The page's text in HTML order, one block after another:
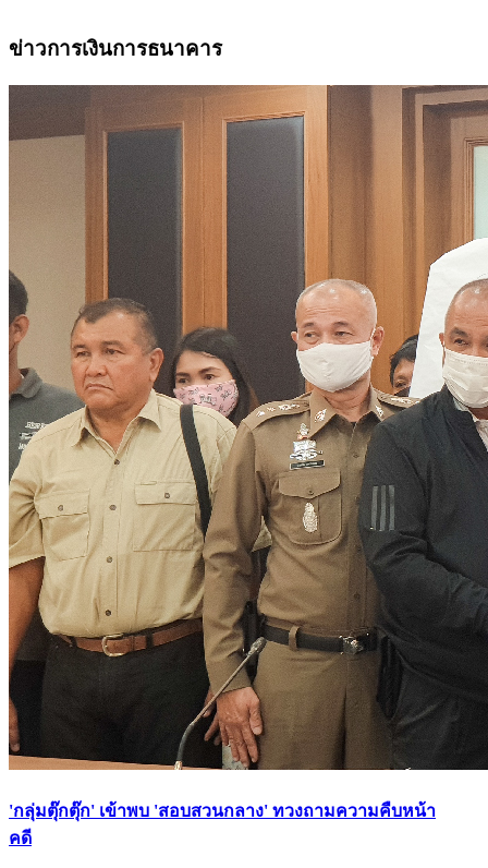
ข่าวการเงินการธนาคาร
'กลุ่มตุ๊กตุ๊ก' เข้าพบ 'สอบสวนกลาง' ทวงถามความคืบหน้า
คดี